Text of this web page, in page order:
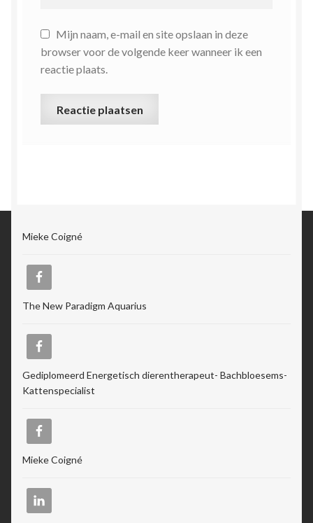
Mijn naam, e-mail en site opslaan in deze
browser voor de volgende keer wanneer ik een
reactie plaats.
Mieke Coigné
The New Paradigm Aquarius
Gediplomeerd Energetisch dierentherapeut- Bachbloesems-
Kattenspecialist
Mieke Coigné